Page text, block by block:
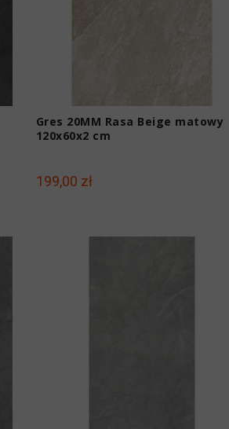
Gres 20MM Rasa Beige matowy
120x60x2 cm
199,00 zł